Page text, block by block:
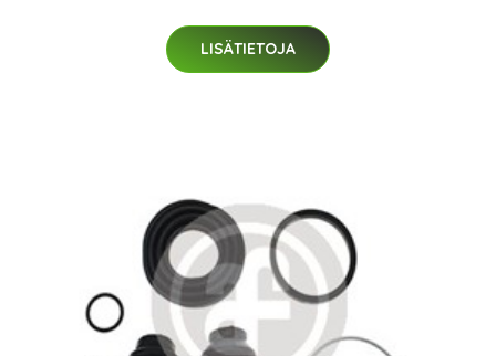
LISÄTIETOJA